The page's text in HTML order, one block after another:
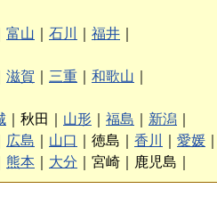
富山 石川 福井
滋賀 三重 和歌山
秋田｜ 山形 福島 新潟
広島 山口 徳島｜ 香川 愛媛
熊本 大分 宮崎｜ 鹿児島｜